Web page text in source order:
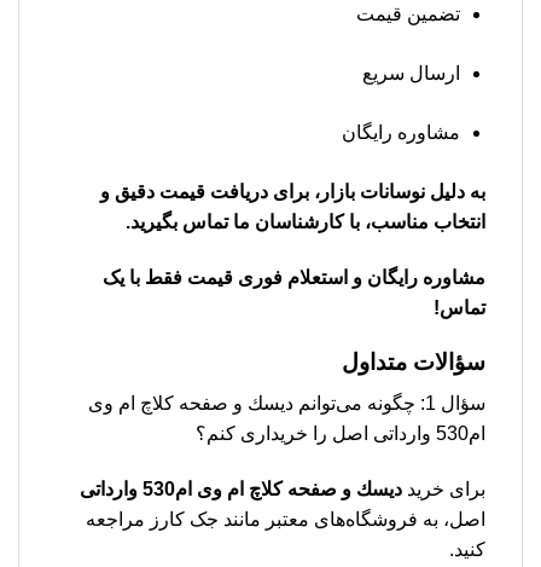
تضمین قیمت
ارسال سریع
مشاوره رایگان
به دلیل نوسانات بازار، برای دریافت قیمت دقیق و
انتخاب مناسب، با کارشناسان ما تماس بگیرید.
مشاوره رایگان و استعلام فوری قیمت فقط با یک
تماس!
سؤالات متداول
سؤال 1: چگونه می‌توانم دیسك و صفحه کلاچ ام وی
ام530 وارداتی اصل را خریداری کنم؟
برای خرید دیسك و صفحه کلاچ ام وی ام530 وارداتی
اصل، به فروشگاه‌های معتبر مانند جک کارز مراجعه
کنید.